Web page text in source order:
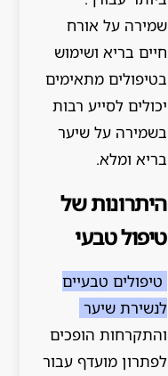
שמירה על אורח
חיים בריא ושימוש
בטיפולים מתאימים
יכולים לסייע רבות
בשמירה על שיער
בריא ומלא.
היתרונות של
טיפול טבעי
טיפולים טבעיים
לנשירת שיער
והתקרחות הופכים
לפתרון מועדף עבור